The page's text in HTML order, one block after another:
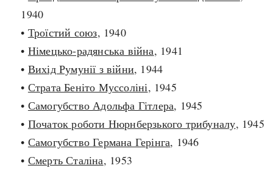
1940
• Троїстий союз, 1940
• Німецько-радянська війна, 1941
• Вихід Румунії з війни, 1944
• Страта Беніто Муссоліні, 1945
• Самогубство Адольфа Гітлера, 1945
• Початок роботи Нюрнберзького трибуналу, 1945
• Самогубство Германа Герінга, 1946
• Смерть Сталіна, 1953